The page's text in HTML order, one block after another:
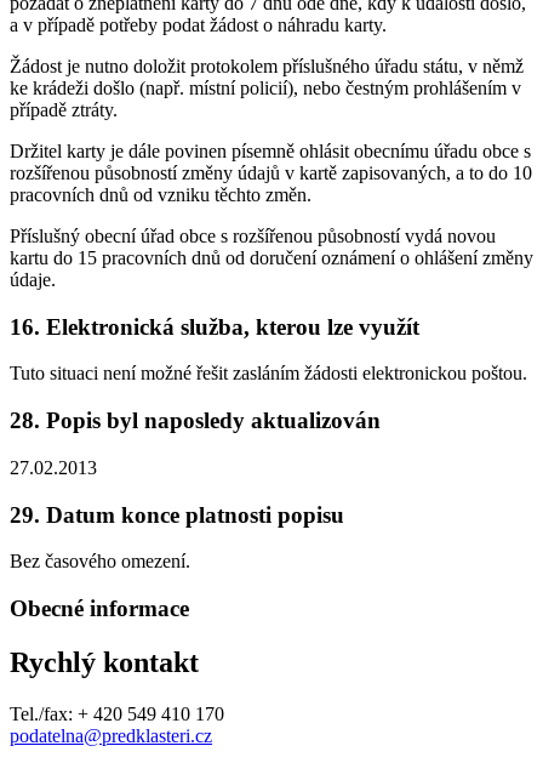
a v případě potřeby podat žádost o náhradu karty.
Žádost je nutno doložit protokolem příslušného úřadu státu, v němž
ke krádeži došlo (např. místní policií), nebo čestným prohlášením v
případě ztráty.
Držitel karty je dále povinen písemně ohlásit obecnímu úřadu obce s
rozšířenou působností změny údajů v kartě zapisovaných, a to do 10
pracovních dnů od vzniku těchto změn.
Příslušný obecní úřad obce s rozšířenou působností vydá novou
kartu do 15 pracovních dnů od doručení oznámení o ohlášení změny
údaje.
16. Elektronická služba, kterou lze využít
Tuto situaci není možné řešit zasláním žádosti elektronickou poštou.
28. Popis byl naposledy aktualizován
27.02.2013
29. Datum konce platnosti popisu
Bez časového omezení.
Obecné informace
Rychlý kontakt
Tel./fax: + 420 549 410 170
podatelna@predklasteri.cz